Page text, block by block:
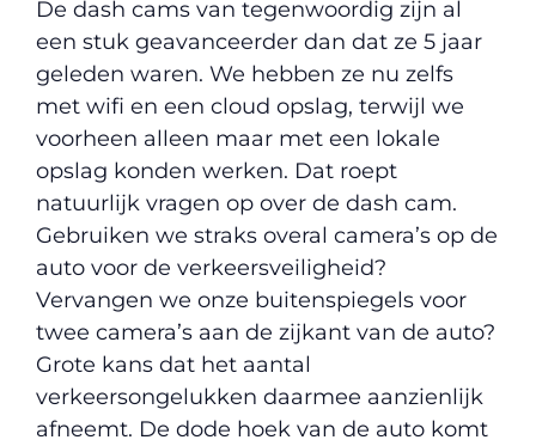
De dash cams van tegenwoordig zijn al
een stuk geavanceerder dan dat ze 5 jaar
geleden waren. We hebben ze nu zelfs
met wifi en een cloud opslag, terwijl we
voorheen alleen maar met een lokale
opslag konden werken. Dat roept
natuurlijk vragen op over de dash cam.
Gebruiken we straks overal camera’s op de
auto voor de verkeersveiligheid?
Vervangen we onze buitenspiegels voor
twee camera’s aan de zijkant van de auto?
Grote kans dat het aantal
verkeersongelukken daarmee aanzienlijk
afneemt. De dode hoek van de auto komt